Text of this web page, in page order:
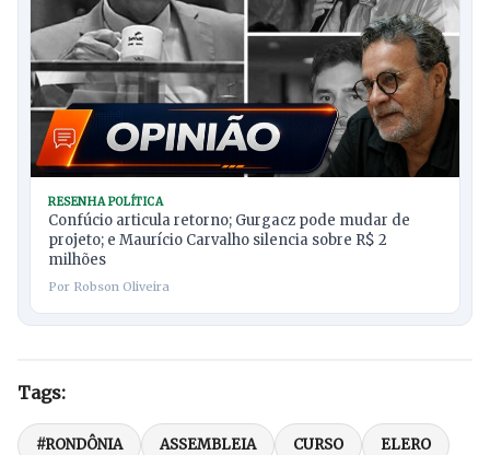
RESENHA POLÍTICA
Confúcio articula retorno; Gurgacz pode mudar de
projeto; e Maurício Carvalho silencia sobre R$ 2
milhões
Por Robson Oliveira
Tags:
#RONDÔNIA ASSEMBLEIA CURSO ELERO